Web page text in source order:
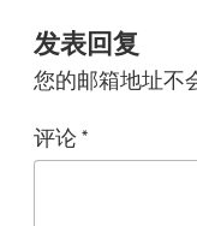
发表回复
您的邮箱地址不
评论*